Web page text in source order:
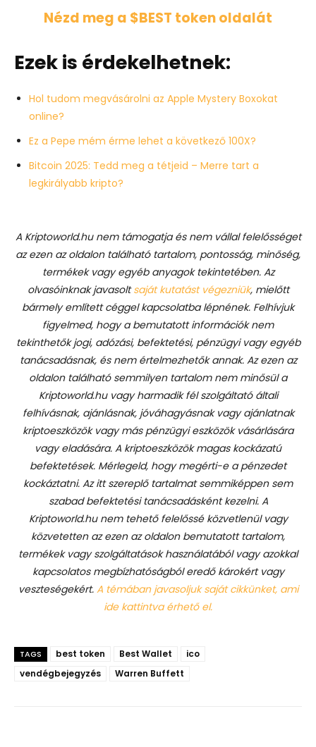
Nézd meg a $BEST token oldalát
Ezek is érdekelhetnek:
Hol tudom megvásárolni az Apple Mystery Boxokat
online?
Ez a Pepe mém érme lehet a következő 100X?
Bitcoin 2025: Tedd meg a tétjeid – Merre tart a
legkirályabb kripto?
A Kriptoworld.hu nem támogatja és nem vállal felelősséget
az ezen az oldalon található tartalom, pontosság, minőség,
termékek vagy egyéb anyagok tekintetében. Az
olvasóinknak javasoltsaját kutatást végezniük, mielőtt
bármely említett céggel kapcsolatba lépnének. Felhívjuk
figyelmed, hogy a bemutatott információk nem
tekinthetők jogi, adózási, befektetési, pénzügyi vagy egyéb
tanácsadásnak, és nem értelmezhetők annak. Az ezen az
oldalon található semmilyen tartalom nem minősül a
Kriptoworld.hu vagy harmadik fél szolgáltató általi
felhívásnak, ajánlásnak, jóváhagyásnak vagy ajánlatnak
kriptoeszközök vagy más pénzügyi eszközök vásárlására
vagy eladására. A kriptoeszközök magas kockázatú
befektetések. Mérlegeld, hogy megérti-e a pénzedet
kockáztatni. Az itt szereplő tartalmat semmiképpen sem
szabad befektetési tanácsadásként kezelni. A
Kriptoworld.hu nem tehető felelőssé közvetlenül vagy
közvetetten az ezen az oldalon bemutatott tartalom,
termékek vagy szolgáltatások használatából vagy azokkal
kapcsolatos megbízhatóságból eredő károkért vagy
veszteségekért. A témában javasoljuk saját cikkünket, ami
ide kattintva érhető el.
TAGS best token Best Wallet
ico
vendégbejegyzés
Warren Buffett